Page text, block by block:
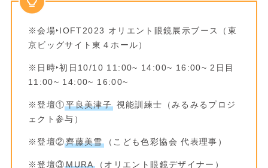
※会場‣IOFT2023 オリエント眼鏡展示ブース（東
京ビッグサイト東４ホール）
※日時‣初日10/10 11:00~ 14:00~ 16:00~ 2日目
11:00~ 14:00~ 16:00~
※登壇①平良美津子 視能訓練士（みるみるプロジ
ェクト参与）
※登壇②齊藤美雪（こども色彩協会 代表理事）
※登壇③MURA（オリエント眼鏡デザイナー）